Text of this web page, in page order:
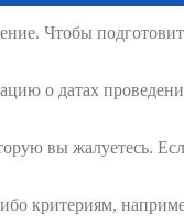
Чтобы
о датах
вы жалуетесь.
критериям,